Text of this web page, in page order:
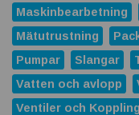
Maskinbearbetning
Mätutrustning
Pumpar
Slangar
Vatten och avlopp
Ventiler och